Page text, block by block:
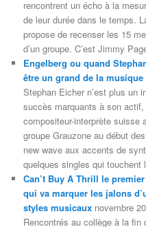
rencontrent un écho à la
de leur durée dans le temps.
propose de recenser les 15
d’un groupe. C’est Jimmy
Engelberg ou quand
être un grand de la
Stephan Eicher n’est plus un
succès marquants à son actif,
compositeur-interprète suisse
groupe Grauzone au début
new wave aux accents de
quelques singles qui
Can’t Buy A Thrill le
qui va marquer les jalons
styles musicaux novembre
Rencontrés au collège à la